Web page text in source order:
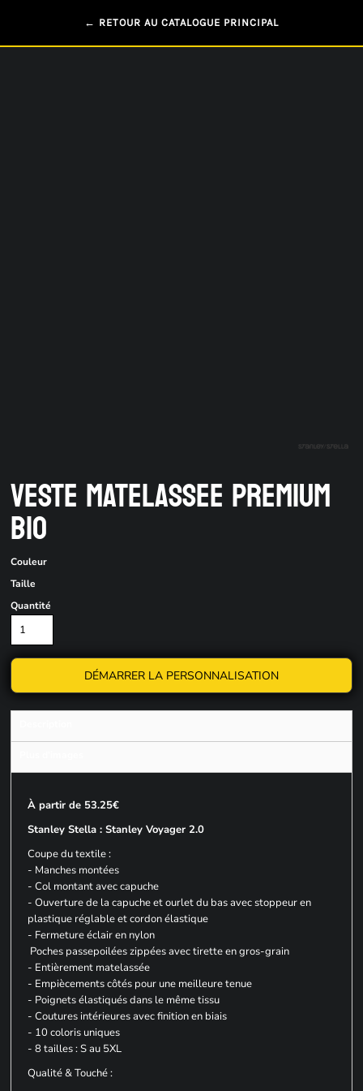
← RETOUR AU CATALOGUE PRINCIPAL
VESTE MATELASSEE PREMIUM
BIO
Couleur
Taille
Quantité
DÉMARRER LA PERSONNALISATION
À partir de 53.25€
Stanley Stella : Stanley Voyager 2.0
Coupe du textile :
- Manches montées
- Col montant avec capuche
- Ouverture de la capuche et ourlet du bas avec stoppeur en
plastique réglable et cordon élastique
- Fermeture éclair en nylon
Poches passepoilées zippées avec tirette en gros-grain
- Entièrement matelassée
- Empiècements côtés pour une meilleure tenue
- Poignets élastiqués dans le même tissu
- Coutures intérieures avec finition en biais
- 10 coloris uniques
- 8 tailles : S au 5XL
Qualité & Touché :